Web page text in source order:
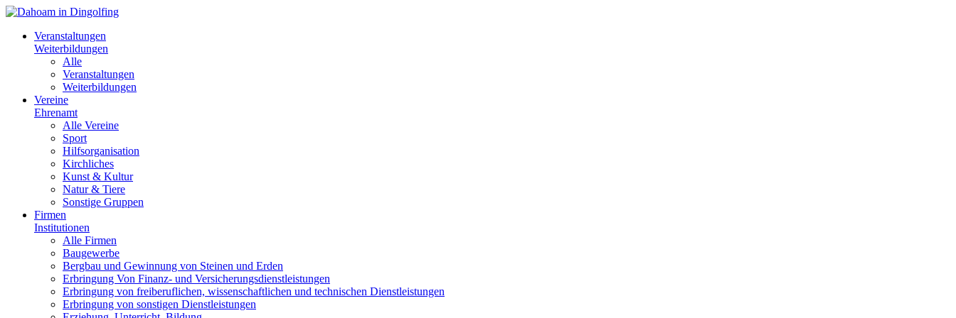
Veranstaltungen
Weiterbildungen
Alle
Veranstaltungen
Weiterbildungen
Vereine
Ehrenamt
Alle Vereine
Sport
Hilfsorganisation
Kirchliches
Kunst & Kultur
Natur & Tiere
Sonstige Gruppen
Firmen
Institutionen
Alle Firmen
Baugewerbe
Bergbau und Gewinnung von Steinen und Erden
Erbringung Von Finanz- und Versicherungsdienstleistungen
Erbringung von freiberuflichen, wissenschaftlichen und technischen Dienstleistungen
Erbringung von sonstigen Dienstleistungen